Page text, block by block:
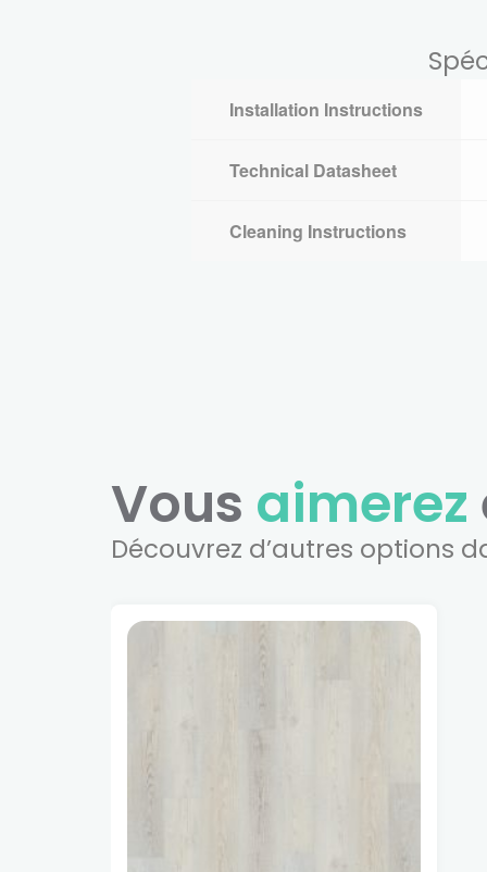
Installation Instructions
Technical Datasheet
Cleaning Instructions
Vous aimerez
Découvrez d’autres options